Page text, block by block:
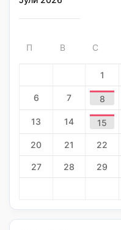
П В С
1
6 7 8
13 14 15
20 21 22
27 28 29